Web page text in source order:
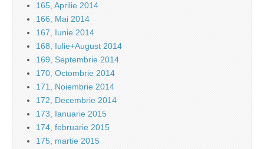
165, Aprilie 2014
166, Mai 2014
167, Iunie 2014
168, Iulie+August 2014
169, Septembrie 2014
170, Octombrie 2014
171, Noiembrie 2014
172, Decembrie 2014
173, Ianuarie 2015
174, februarie 2015
175, martie 2015